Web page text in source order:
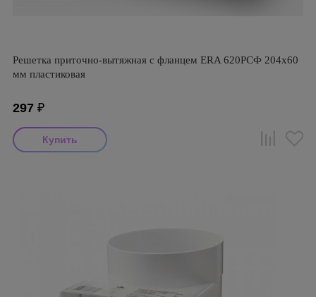
Решетка приточно-вытяжная с фланцем ERA 620РСФ 204х60
мм пластиковая
297 ₽